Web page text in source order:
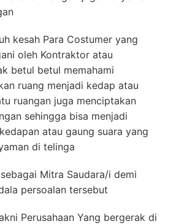
kesah Para Costumer yang
oleh Kontraktor atau
betul betul memahami
ruang menjadi kedap atau
ruangan juga menciptakan
sehingga bisa menjadi
atau gaung suara yang
di telinga
Mitra Saudara/i demi
persoalan tersebut
Perusahaan Yang bergerak di